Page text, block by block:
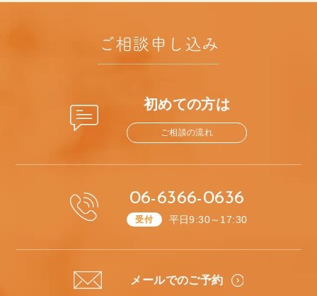
ご相談申し込み
初めての方は
ご相談の流れ
06-6366-0636
受付 平日9:30～17:30
メールでのご予約